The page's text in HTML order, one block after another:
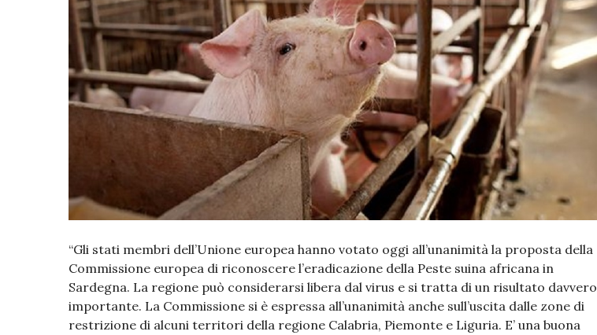
“Gli stati membri dell’Unione europea hanno votato oggi all’unanimità la proposta della
Commissione europea di riconoscere l’eradicazione della Peste suina africana in
Sardegna. La regione può considerarsi libera dal virus e si tratta di un risultato davvero
importante. La Commissione si è espressa all’unanimità anche sull’uscita dalle zone di
restrizione di alcuni territori della regione Calabria, Piemonte e Liguria. E’ una buona